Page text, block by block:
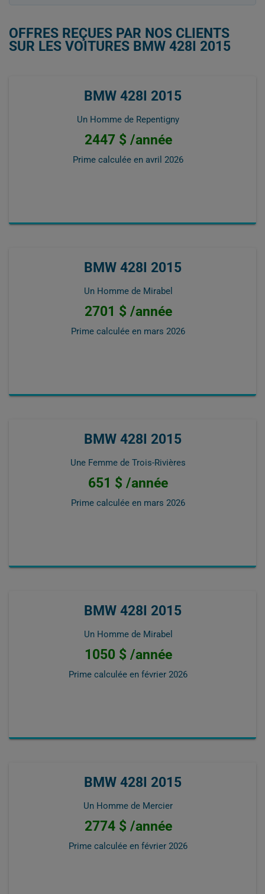
OFFRES REÇUES PAR NOS CLIENTS
SUR LES VOITURES BMW 428I 2015
BMW 428I 2015
Un Homme de Repentigny
2447 $ /année
Prime calculée en avril 2026
BMW 428I 2015
Un Homme de Mirabel
2701 $ /année
Prime calculée en mars 2026
BMW 428I 2015
Une Femme de Trois-Rivières
651 $ /année
Prime calculée en mars 2026
BMW 428I 2015
Un Homme de Mirabel
1050 $ /année
Prime calculée en février 2026
BMW 428I 2015
Un Homme de Mercier
2774 $ /année
Prime calculée en février 2026